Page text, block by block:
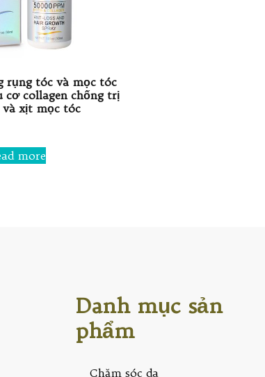
rụng tóc và mọc tóc
collagen chống trị
xịt mọc tóc
more
Danh mục sản
phẩm
Chăm sóc da